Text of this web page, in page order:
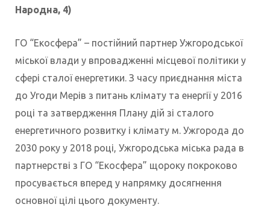
Народна, 4)
ГО “Екосфера” – постійний партнер Ужгородської
міської влади у впровадженні місцевої політики у
сфері сталої енергетики. З часу приєднання міста
до Угоди Мерів з питань клімату та енергії у 2016
році та затвердження Плану дій зі сталого
енергетичного розвитку і клімату м. Ужгорода до
2030 року у 2018 році, Ужгородська міська рада в
партнерстві з ГО “Екосфера” щороку покроково
просувається вперед у напрямку досягнення
основної цілі цього документу.